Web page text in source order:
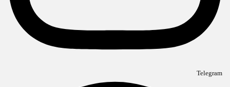
Telegram